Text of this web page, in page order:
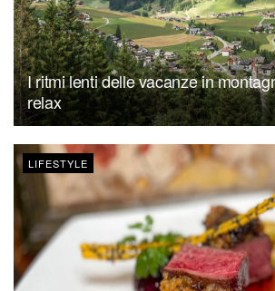
I ritmi lenti delle vacanze in
relax
LIFESTYLE